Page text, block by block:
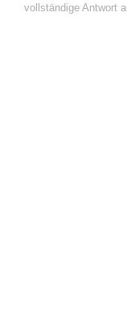
vollständige Antwort